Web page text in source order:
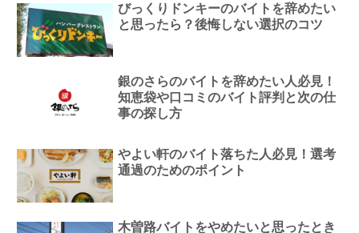
びっくりドンキーのバイトを辞めたい
と思ったら？後悔しない選択のコツ
銀のさらのバイトを辞めたい人必見！
知恵袋や口コミのバイト評判と次の仕
事の探し方
やよい軒のバイト落ちた人必見！選考
通過のためのポイント
木曽路バイトをやめたいと思ったとき